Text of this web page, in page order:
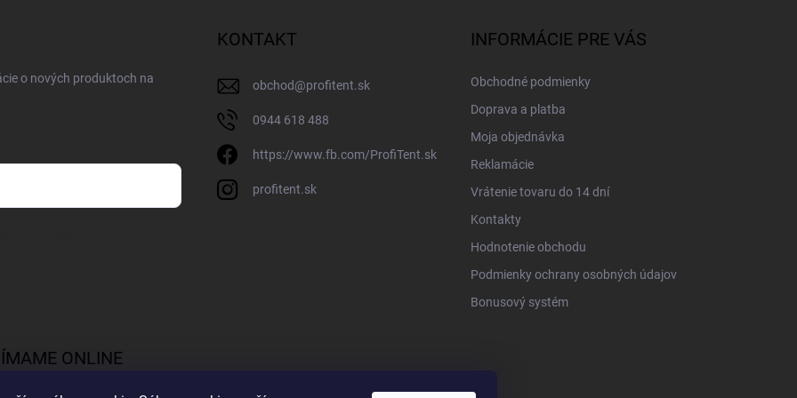
o nových produktoch na
KONTAKT
obchod@profitent.sk
0944 618 488
https://www.fb.com/ProfiTent.sk
profitent.sk
INFORMÁCIE PRE VÁS
Obchodné podmienky
Doprava a platba
Moja objednávka
Reklamácie
Vrátenie tovaru do 14 dní
Kontakty
Hodnotenie obchodu
Podmienky ochrany osobných údajov
Bonusový systém
ONLINE